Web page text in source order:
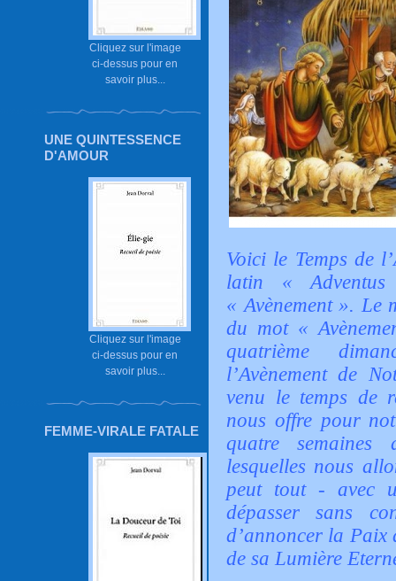
Cliquez sur l'image
ci-dessus pour en
savoir plus...
UNE QUINTESSENCE
D'AMOUR
Cliquez sur l'image
ci-dessus pour en
savoir plus...
FEMME-VIRALE FATALE
Voici le Temps de
latin «
« Avènement ». Le
du mot «
quatrième
l’Avènement de
venu le temps de
nous offre pour
quatre
lesquelles nous
peut tout - avec
dépasser sans
d’annoncer la Paix
de sa Lumière